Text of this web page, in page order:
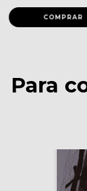
Para